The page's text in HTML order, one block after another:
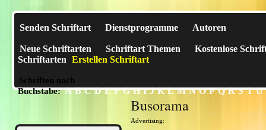
Senden Schriftart Dienstprogramme Autoren
Neue Schriftarten Schriftart Themen
Kostenlose
Schriftarten Erstellen Schriftart
Schriften nach
Buchstabe:A B C D E F G H I J K L M N O P Q R S T U
Busorama
Advertising: